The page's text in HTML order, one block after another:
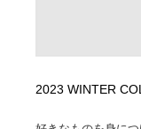
2023 WINTER